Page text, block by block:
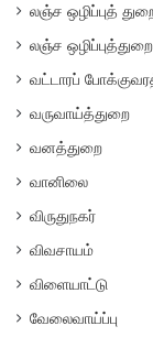
லஞ்ச ஒழிப்புத்
லஞ்ச ஒழிப்புத்துறை
வட்டாரப்
வருவாய்த்துறை
வனத்துறை
வானிலை
விருதுநகர்
விவசாயம்
விளையாட்டு
வேலைவாய்ப்பு